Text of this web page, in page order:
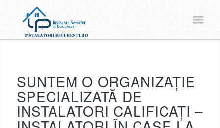
SUNTEM O ORGANIZAȚIE
SPECIALIZATĂ DE
INSTALATORI CALIFICAȚI –